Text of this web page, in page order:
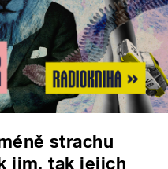
strachu
jim, tak jejich